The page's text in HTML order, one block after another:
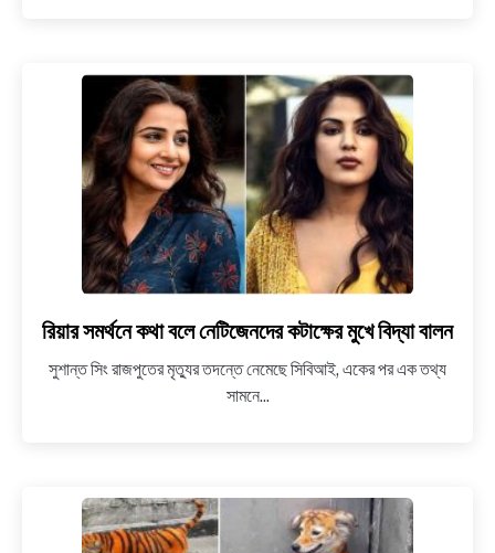
পাসপোর্ট
এর
নকশা
বদলাবে
তাইওয়ান
link
রিয়ার
সমর্থনে
রিয়ার সমর্থনে কথা বলে নেটিজেনদের কটাক্ষের মুখে বিদ্যা বালন
সুশান্ত সিং রাজপুতের মৃত্যুর তদন্তে নেমেছে সিবিআই, একের পর এক তথ্য
সামনে...